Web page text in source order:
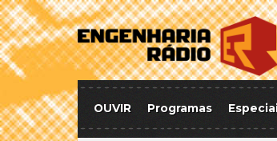
OUVIR Programas